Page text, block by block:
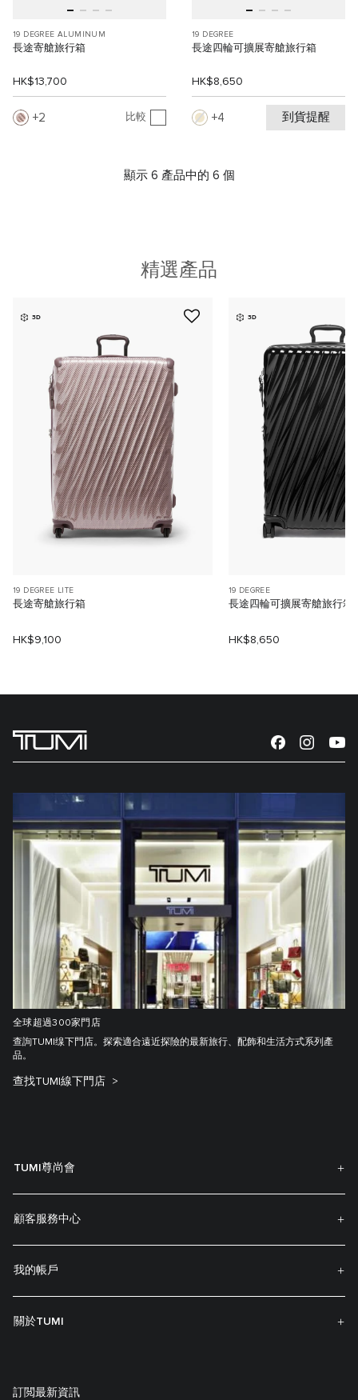
19 DEGREE ALUMINUM
長途寄艙旅行箱
HK$13,700
2 比較
19 DEGREE
長途四輪可擴展寄艙旅行箱
HK$8,650
4 到貨提醒
顯示 6 產品中的 6 個
精選產品
3D
19 DEGREE LITE
長途寄艙旅行箱
HK$9,100
3D
19 DEGREE
長途四輪可擴展寄艙旅行箱
HK$8,650
全球超過300家門店
查詢TUMI缐下門店。探索適合遠近探險的最新旅行、配飾和生活方式系列產
品。
查找TUMI線下門店
TUMI尊尚會
顧客服務中心
我的帳戶
關於TUMI
訂閲最新資訊